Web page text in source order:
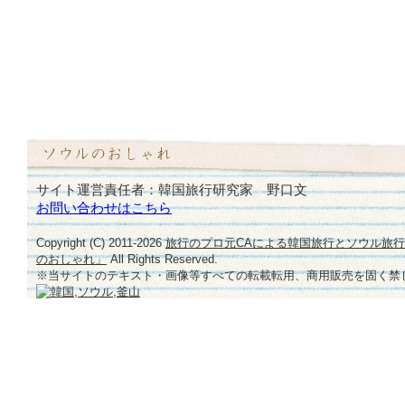
サイト運営責任者：韓国旅行研究家 野口文
お問い合わせはこちら
Copyright (C) 2011-2026旅行のプロ元CAによる韓国旅行とソウル旅
のおしゃれ」All Rights Reserved.
※当サイトのテキスト・画像等すべての転載転用、商用販売を固く禁